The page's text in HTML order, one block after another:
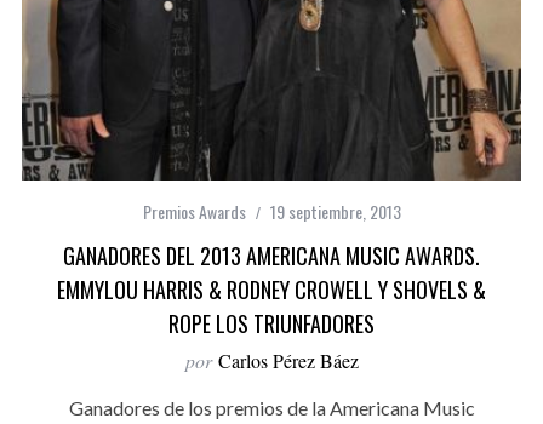
Premios Awards 19 septiembre, 2013
GANADORES DEL 2013 AMERICANA MUSIC AWARDS.
EMMYLOU HARRIS & RODNEY CROWELL Y SHOVELS &
ROPE LOS TRIUNFADORES
por Carlos Pérez Báez
Ganadores de los premios de la Americana Music